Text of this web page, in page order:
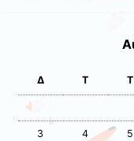
Δ Τ Τ
3 4 5